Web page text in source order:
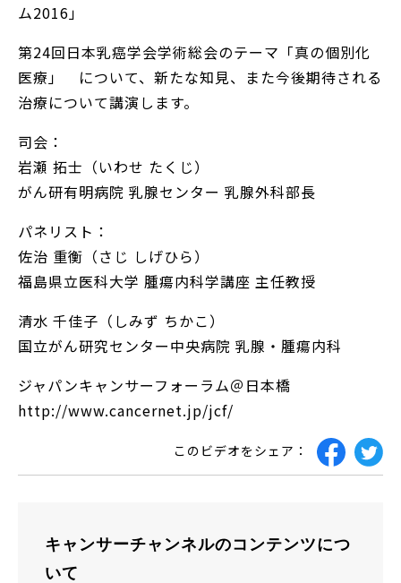
ム2016」
第24回日本乳癌学会学術総会のテーマ「真の個別化
医療」 について、新たな知見、また今後期待される
治療について講演します。
司会：
岩瀬 拓士（いわせ たくじ）
がん研有明病院 乳腺センター 乳腺外科部長
パネリスト：
佐治 重衡（さじ しげひら）
福島県立医科大学 腫瘍内科学講座 主任教授
清水 千佳子（しみず ちかこ）
国立がん研究センター中央病院 乳腺・腫瘍内科
ジャパンキャンサーフォーラム＠日本橋
http://www.cancernet.jp/jcf/
このビデオをシェア：
キャンサーチャンネルのコンテンツにつ
いて